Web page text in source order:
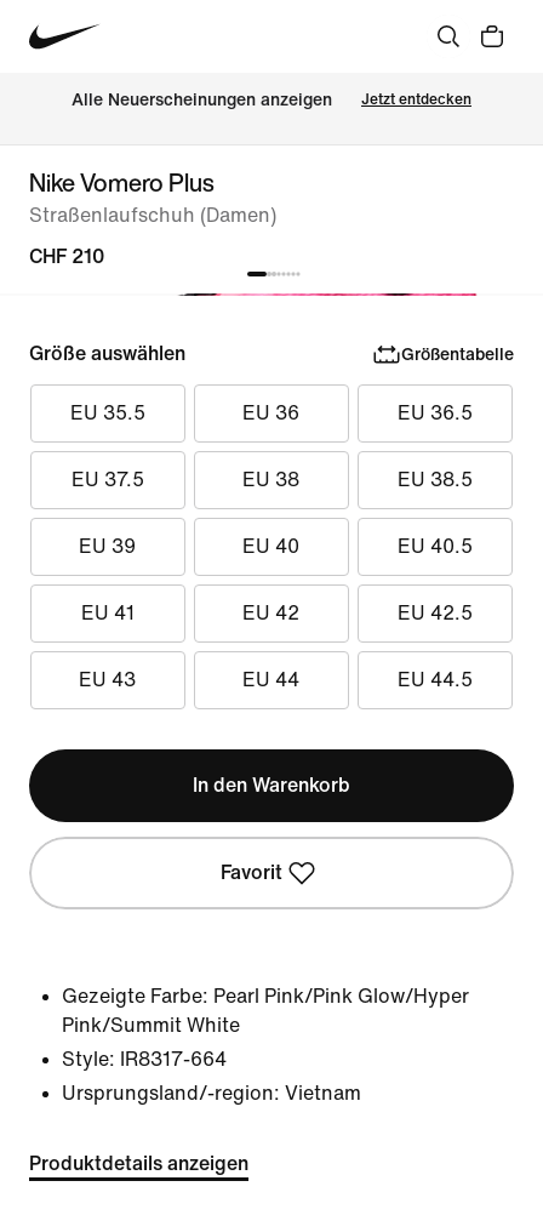
Alle Neuerscheinungen anzeigen Jetzt entdecken
Nike Vomero Plus
Straßenlaufschuh (Damen)
CHF 210
Größe auswählen Größentabelle
EU 35.5 EU 36 EU 36.5
EU 37.5 EU 38 EU 38.5
EU 39 EU 40 EU 40.5
EU 41 EU 42 EU 42.5
EU 43 EU 44 EU 44.5
In den Warenkorb
Favorit
Gezeigte Farbe: Pearl Pink/Pink Glow/Hyper
Pink/Summit White
Style:
IR8317-664
Ursprungsland/-region: Vietnam
Produktdetails anzeigen